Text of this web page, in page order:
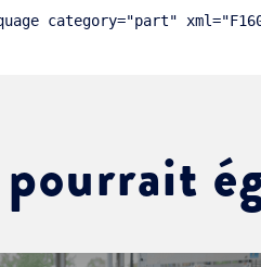
category="part"